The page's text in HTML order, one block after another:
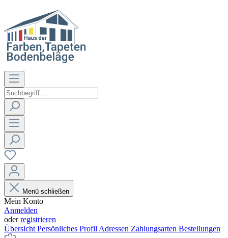
Menü schließen
Mein Konto
Anmelden
oderregistrieren
Übersicht Persönliches Profil Adressen Zahlungsarten Bestellungen